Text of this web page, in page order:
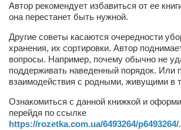
Сергей Коноз
Звукорежиссёры
Alfom Studio
Guitarproduction Studio
Писатели
Поэты
Автор рекомендует избавиться от ее
она перестанет быть нужной.
Другие советы касаются очередности
хранения, их сортировки. Автор
вопросы. Например, почему обычно не
поддерживать наведенный порядок. Или
взаимодействия с родными, живущими в
Ознакомиться с данной книжкой и
перейдя по ссылке
https://rozetka.com.ua/6493264/p6493264/.